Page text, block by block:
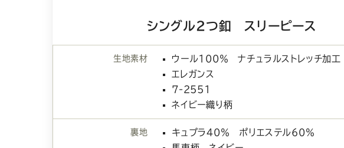
シングル2つ釦 スリーピース
生地素材
ウール100％ ナチュラルストレッチ加工
エレガンス
7-2551
ネイビー織り柄
裏地
キュプラ40％ ポリエステル60％